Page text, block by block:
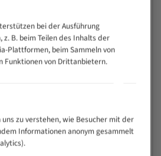
gegen Zahnbruch auch bei
(Materialmischung,
bei der Ausführung
B. beim Teilen des Inhalts der
Plattformen, beim Sammeln von
Funktionen von Drittanbietern.
zu verstehen, wie Besucher mit der
Informationen anonym gesammelt